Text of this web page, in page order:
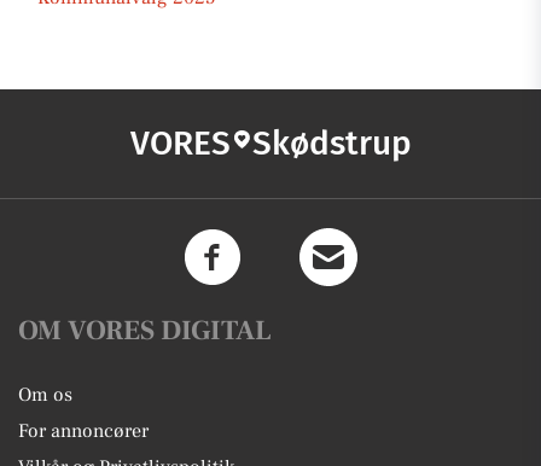
VORES Skødstrup
OM VORES DIGITAL
Om os
For annoncører